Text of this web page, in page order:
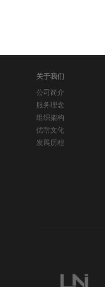
关于我们
公司简介
服务理念
组织架构
优耐文化
发展历程